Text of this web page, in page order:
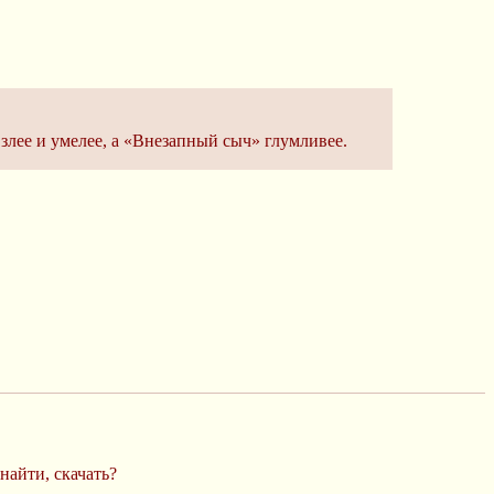
и умелее, а «Внезапный сыч» глумливее.
скачать?